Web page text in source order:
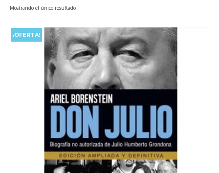
Videos
Tienda
Mostrando el único resultado
¡OFERTA!